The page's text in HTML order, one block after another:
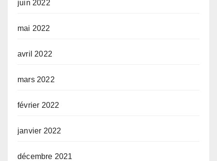
juin 2022
mai 2022
avril 2022
mars 2022
février 2022
janvier 2022
décembre 2021